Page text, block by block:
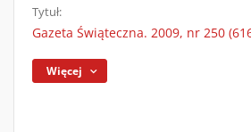
Tytuł:
Gazeta Świąteczna. 2009, nr 250
Więcej